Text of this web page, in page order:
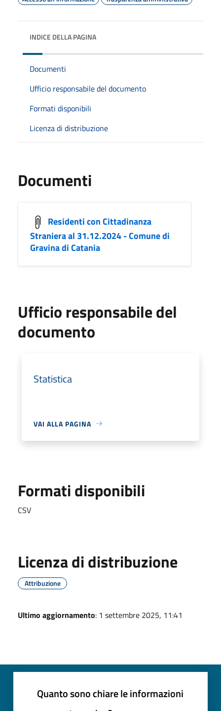
INDICE DELLA PAGINA
Documenti
Ufficio responsabile del documento
Formati disponibili
Licenza di distribuzione
Documenti
Residenti con Cittadinanza
Straniera al 31.12.2024 - Comune di
Gravina di Catania
Ufficio responsabile del
documento
Statistica
VAI ALLA PAGINA
Formati disponibili
CSV
Licenza di distribuzione
Attribuzione
Ultimo aggiornamento: 1 settembre 2025, 11:41
Quanto sono chiare le informazioni